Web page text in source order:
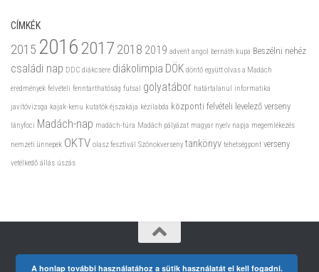
CÍMKÉK
2015 20162017 2018 2019 advent angol bernáth kupa Beszélni nehéz
családi nap DDC diákcsere diákolimpia DÖK döntő együtt olvas a Madách
eredmények felvételi fenntarthatóság futsal golyatábor határtalanul informatika
javítóvizsga kajak-kenu kutatók éjszakája kézilabda központi felvételi levelező verseny
lányfoci Madách-nap madách-túra Madách pályázat magyar nyelv napja megemlékezés
nemzeti ünnepek OKTV olasz fesztivál Szónokverseny tankönyv tehetségpont verseny
vetélkedő állás úszás
A honlap további használatához a sütik használatát el kell fogadni.